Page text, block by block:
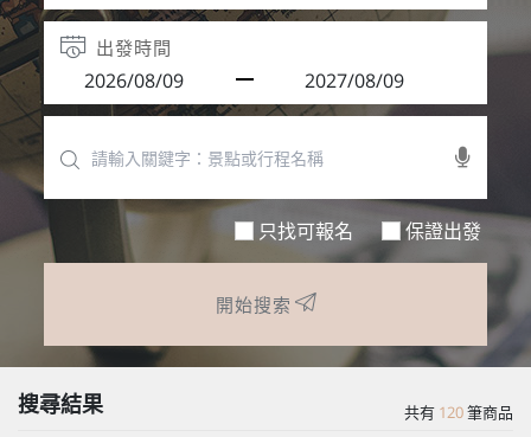
出發時間
只找可報名 保證出發
開始搜索
搜尋結果 共有 120筆商品